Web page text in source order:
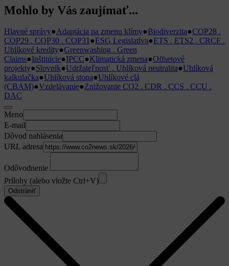
Mohlo by Vás zaujímať...
Hlavné správy●Adaptácia na zmenu klímy●Biodiverzita●COP28 .
COP29 . COP30 . COP31●ESG Legislatíva●ETS . ETS2 . CRCF .
Uhlíkové kredity●Greenwashing . Green
Claims●Inštitúcie●IPCC●Klimatická zmena●Offsetové
projekty●Slovník●Udržateľnosť . Uhlíková neutralita●Uhlíková
kalkulačka●Uhlíková stopa●Uhlíkové clá
(CBAM)●Vzdelávanie●Znižovanie CO2 . CDR . CCS . CCU .
DAC
Meno
E-mail
Dôvod nahlásenia
URL adresa
Odôvodnenie
Prílohy (alebo vložte Ctrl+V)
Odstrániť